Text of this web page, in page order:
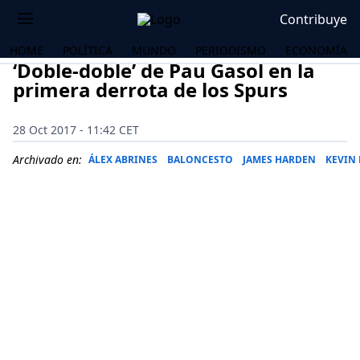
Contribuye
HOME POLÍTICA MUNDO PERIODISMO ECONOMÍA
‘Doble-doble’ de Pau Gasol en la
primera derrota de los Spurs
28 Oct 2017 - 11:42 CET
Archivado en: ÁLEX ABRINES BALONCESTO JAMES HARDEN KEVIN